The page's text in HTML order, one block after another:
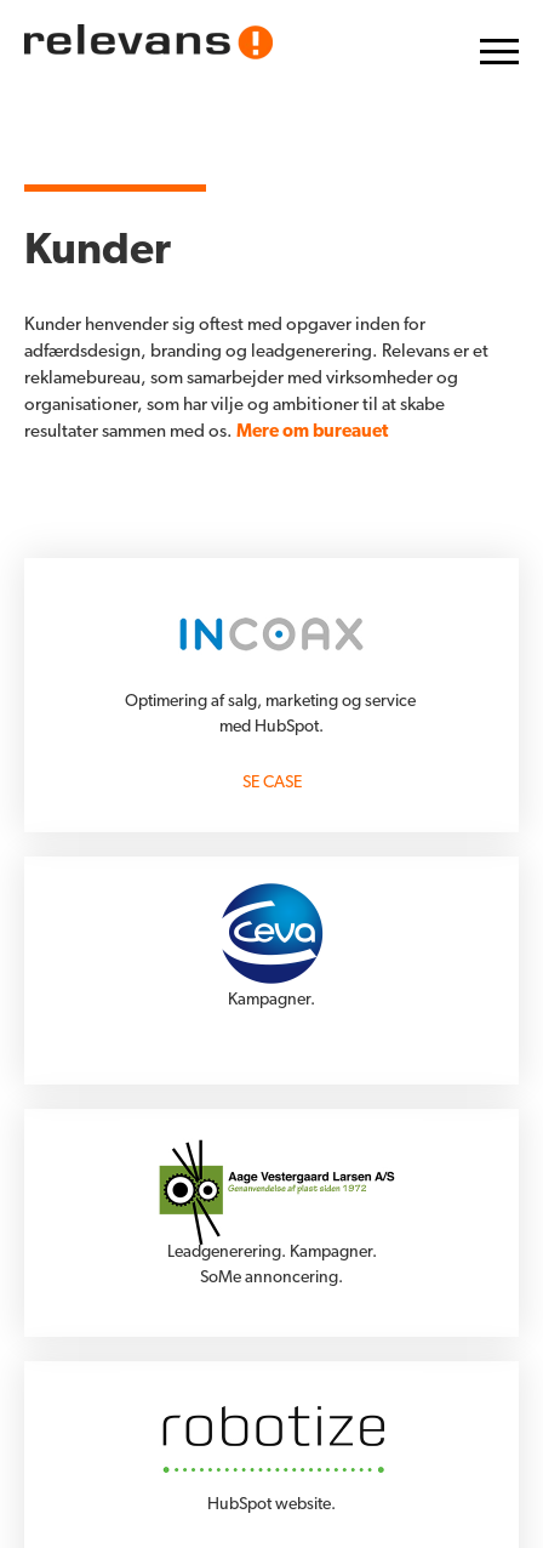
Kunder
Kunder henvender sig oftest med opgaver inden for
adfærdsdesign, branding og leadgenerering. Relevans er et
reklamebureau, som samarbejder med virksomheder og
organisationer, som har vilje og ambitioner til at skabe
resultater sammen med os. Mere om bureauet
Optimering af salg, marketing og service
med HubSpot.
SE CASE
Kampagner.
Leadgenerering. Kampagner.
SoMe annoncering.
HubSpot website.